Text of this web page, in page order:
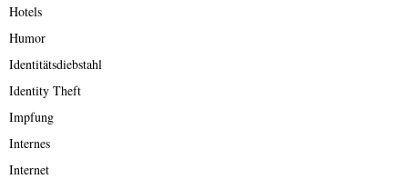
Hotels
Humor
Identitätsdiebstahl
Identity Theft
Impfung
Internes
Internet